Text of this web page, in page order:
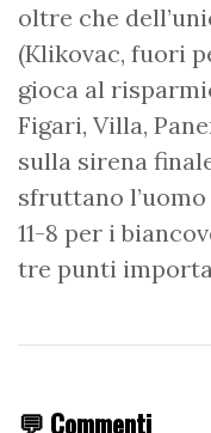
oltre che
(Klikovac, fuori
gioca al
Figari, Villa,
sulla sirena
sfruttano
11-8 per i
tre punti
💬 Commenti